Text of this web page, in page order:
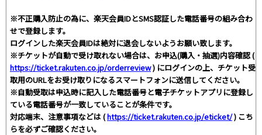
※不正購入防止の為に、楽天会員IDとSMS認証した電話番号の組み合わ
せで登録します。
ログインした楽天会員IDは絶対に退会しないようお願い致します。
※チケットが自動で受け取れない場合は、お申込(購入・抽選)内容確認 (
https://ticket.rakuten.co.jp/orderreview) にログインの上、チケット受
取用のURLをお受け取りになるスマートフォンに送信してください。
※自動受取は申込時に記入した電話番号と電子チケットアプリに登録し
ている電話番号が一致していることが条件です。
対応端末、注意事項などは (https://ticket.rakuten.co.jp/eticket/) こち
らを必ずご確認ください。